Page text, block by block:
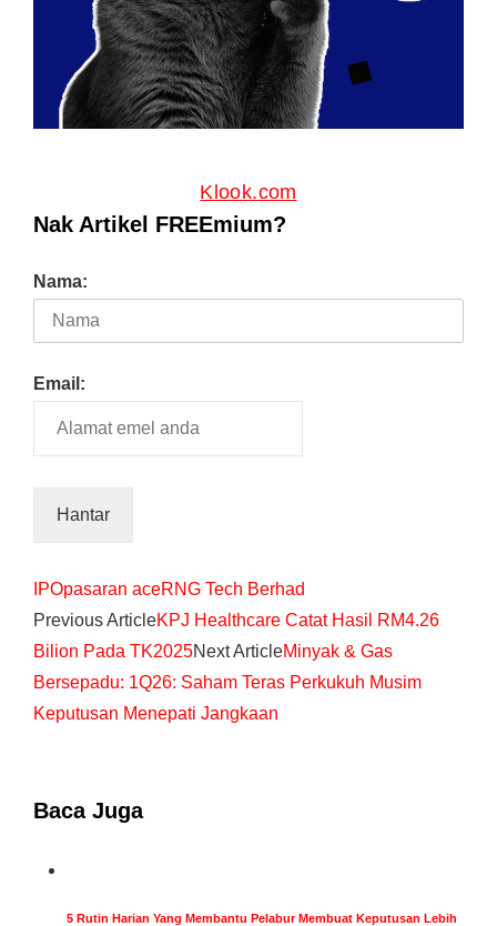
Klook.com
Nak Artikel FREEmium?
Nama:
Email:
IPOpasaran aceRNG Tech Berhad
Previous ArticleKPJ Healthcare Catat Hasil RM4.26
Bilion Pada TK2025Next ArticleMinyak & Gas
Bersepadu: 1Q26: Saham Teras Perkukuh Musim
Keputusan Menepati Jangkaan
Baca Juga
5 Rutin Harian Yang Membantu Pelabur Membuat Keputusan Lebih